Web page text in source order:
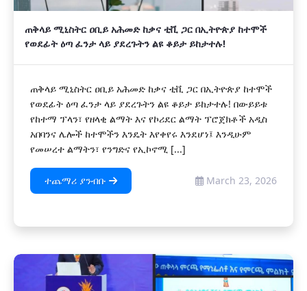
ጠቅላይ ሚኒስትር ዐቢይ አሕመድ ከቃና ቲቪ ጋር በኢትዮጵያ ከተሞች
የወደፊት ዕጣ ፈንታ ላይ ያደረጉትን ልዩ ቆይታ ይከታተሉ!
ጠቅላይ ሚኒስትር ዐቢይ አሕመድ ከቃና ቲቪ ጋር በኢትዮጵያ ከተሞች
የወደፊት ዕጣ ፈንታ ላይ ያደረጉትን ልዩ ቆይታ ይከታተሉ! በውይይቱ
የከተማ ፕላን፣ የዘላቂ ልማት እና የኮሪደር ልማት ፕሮጀክቶች አዲስ
አበባንና ሌሎች ከተሞችን እንዴት እየቀየሩ እንደሆነ፤ እንዲሁም
የመሠረተ ልማትን፣ የንግድና የኢኮኖሚ [...]
ተጨማሪ ያንብቡ March 23, 2026